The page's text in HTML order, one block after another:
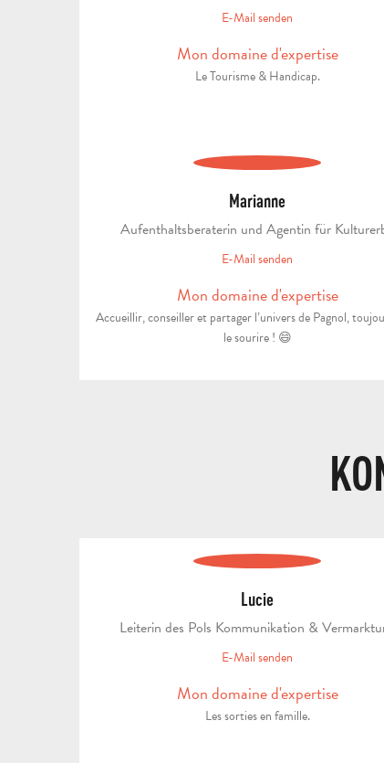
E-Mail senden
Mon domaine d'expertise
Le Tourisme & Handicap.
Marianne
Aufenthaltsberaterin und Agentin für
E-Mail senden
Mon domaine d'expertise
Accueillir, conseiller et partager l’univers de Pagnol,
le sourire ! 😄
Lucie
Leiterin des Pols Kommunikation &
E-Mail senden
Mon domaine d'expertise
Les sorties en famille.